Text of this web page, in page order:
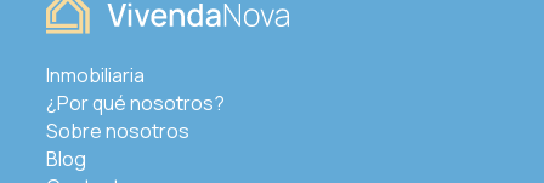
Inmobiliaria
¿Por qué nosotros?
Sobre nosotros
Blog